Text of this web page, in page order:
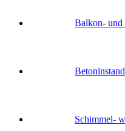
Balkon- und
Schimmel-